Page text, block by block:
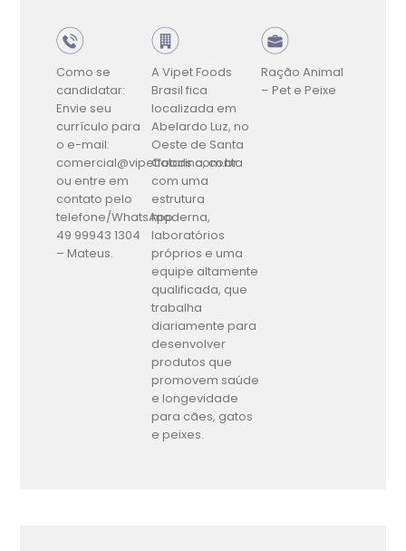
Como se
candidatar:
Envie seu
currículo para
o e-mail:
comercial@vipetfoods.com.br
ou entre em
contato pelo
telefone/WhatsApp:
49 99943 1304
– Mateus.
A Vipet Foods
Brasil fica
localizada em
Abelardo Luz, no
Oeste de Santa
Catarina, conta
com uma
estrutura
moderna,
laboratórios
próprios e uma
equipe altamente
qualificada, que
trabalha
diariamente para
desenvolver
produtos que
promovem saúde
e longevidade
para cães, gatos
e peixes.
Ração Animal
– Pet e Peixe